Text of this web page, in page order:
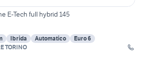
E-Tech full hybrid 145
Ibrida Automatico
Euro 6
TORINO